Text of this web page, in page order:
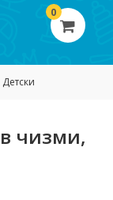
0
Детски
чизми,